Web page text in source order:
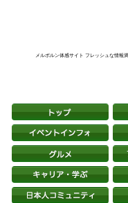
メルボルン体感サイト フレッシュな情報